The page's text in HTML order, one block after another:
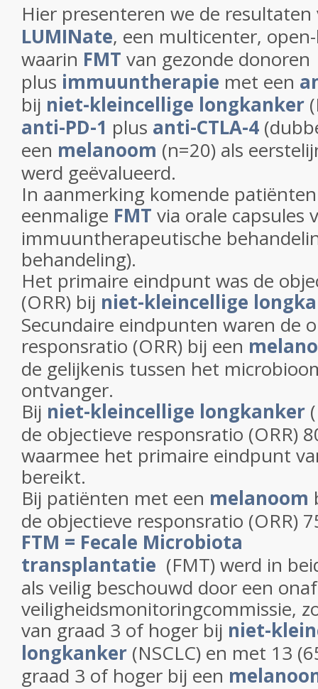
Hier presenteren we de
LUMINate, een multicenter,
waarin FMT van gezonde donoren
plus immuuntherapie met een
bij niet-kleincellige longkanker
anti-PD-1 plus anti-CTLA-4
een melanoom (n=20) als
werd geëvalueerd.
In aanmerking komende
eenmalige FMT via orale capsules
immuuntherapeutische
behandeling).
Het primaire eindpunt was de
(ORR) bij niet-kleincellige
Secundaire eindpunten waren de
responsratio (ORR) bij een
de gelijkenis tussen het
ontvanger.
Bij niet-kleincellige longkanker
de objectieve responsratio (ORR)
waarmee het primaire eindpunt
bereikt.
Bij patiënten met een melanoom
de objectieve responsratio (ORR)
FTM = Fecale Microbiota
transplantatie (FMT) werd in
als veilig beschouwd door een
veiligheidsmonitoringcommissie,
van graad 3 of hoger bij niet-
longkanker (NSCLC) en met 13
graad 3 of hoger bij een